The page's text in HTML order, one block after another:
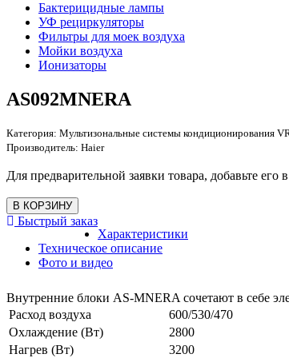
Бактерицидные лампы
УФ рециркуляторы
Фильтры для моек воздуха
Мойки воздуха
Ионизаторы
AS092MNERA
Категория: Мультизональные системы кондиционирования
Производитель: Haier
Для предварительной заявки товара, добавьте его
Быстрый заказ
Характеристики
Техническое описание
Фото и видео
Внутренние блоки AS-MNERA сочетают в себе
Расход воздуха
600/530/470
Охлаждение (Вт)
2800
Нагрев (Вт)
3200